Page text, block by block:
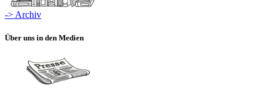
-> Archiv
Über uns in den Medien